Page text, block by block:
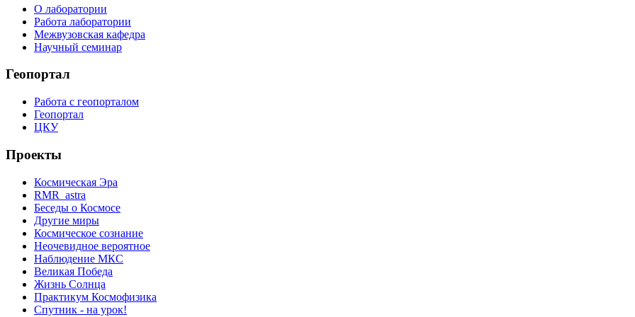
О лаборатории
Работа лаборатории
Межвузовская кафедра
Научный семинар
Геопортал
Работа с геопорталом
Геопортал
ЦКУ
Проекты
Космическая Эра
RMR_astra
Беседы о Космосе
Другие миры
Космическое сознание
Неочевидное вероятное
Наблюдение МКС
Великая Победа
Жизнь Солнца
Практикум Космофизика
Спутник - на урок!